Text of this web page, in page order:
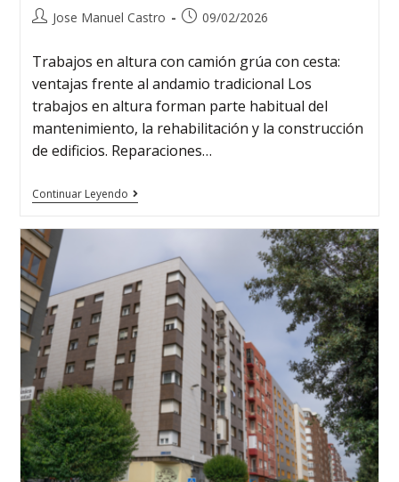
Jose Manuel Castro 09/02/2026
Trabajos en altura con camión grúa con cesta:
ventajas frente al andamio tradicional Los
trabajos en altura forman parte habitual del
mantenimiento, la rehabilitación y la construcción
de edificios. Reparaciones…
Continuar Leyendo